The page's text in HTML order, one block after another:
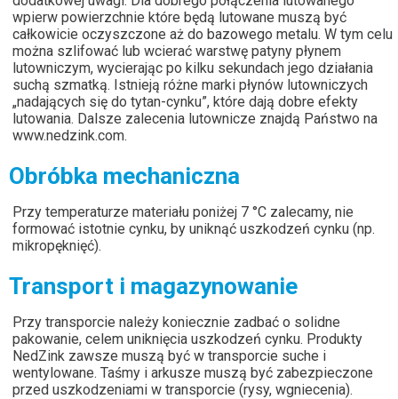
wpierw powierzchnie które będą lutowane muszą być
całkowicie oczyszczone aż do bazowego metalu. W tym celu
można szlifować lub wcierać warstwę patyny płynem
lutowniczym, wycierając po kilku sekundach jego działania
suchą szmatką. Istnieją różne marki płynów lutowniczych
„nadających się do tytan-cynku”, które dają dobre efekty
lutowania. Dalsze zalecenia lutownicze znajdą Państwo na
www.nedzink.com.
Obróbka mechaniczna
Przy temperaturze materiału poniżej 7 °C zalecamy, nie
formować istotnie cynku, by uniknąć uszkodzeń cynku (np.
mikropęknięć).
Transport i magazynowanie
Przy transporcie należy koniecznie zadbać o solidne
pakowanie, celem uniknięcia uszkodzeń cynku. Produkty
NedZink zawsze muszą być w transporcie suche i
wentylowane. Taśmy i arkusze muszą być zabezpieczone
przed uszkodzeniami w transporcie (rysy, wgniecenia).